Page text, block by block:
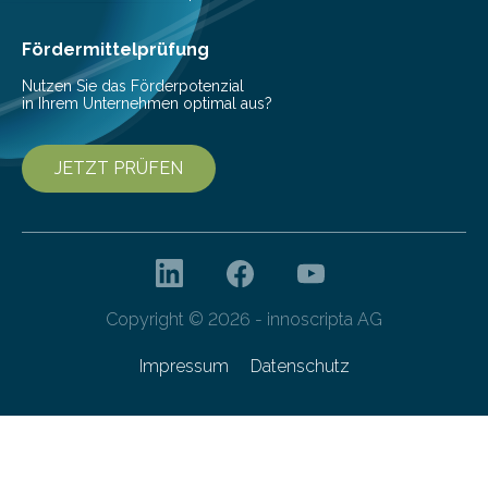
Cyberagentur organisiert am 25. März 2025, von 14:00
bis 16:00 Uhr, ein virtuelles Partnering Event zum
Forschungsprogramm „Datenrekonstruktion…
Fördermittelprüfung
Nutzen Sie das Förderpotenzial
in Ihrem Unternehmen optimal aus?
JETZT PRÜFEN
Copyright © 2026 - innoscripta AG
Impressum Datenschutz